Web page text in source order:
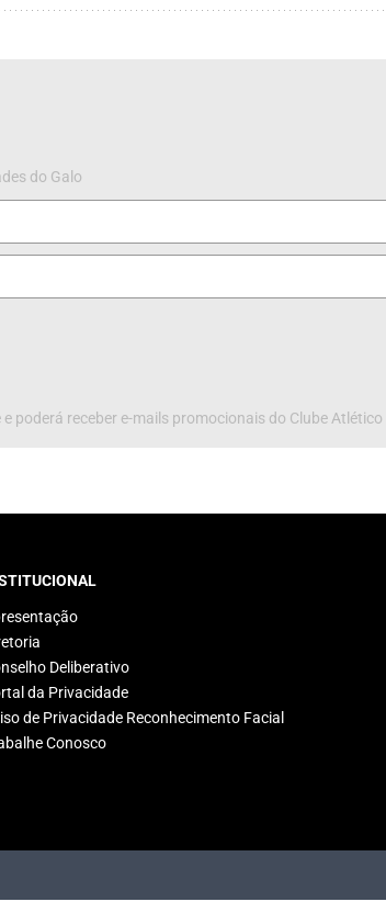
do Galo
poderá receber e-mails promocionais do Clube Atlético
Deliberativo
da Privacidade
de Privacidade Reconhecimento Facial
Conosco